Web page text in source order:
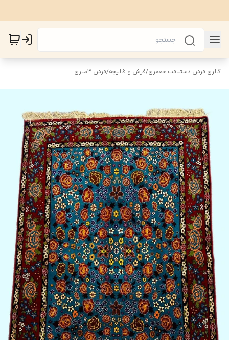
گالری فرش دستبافت جعفری/فرش و قالیچه/فرش 3متری